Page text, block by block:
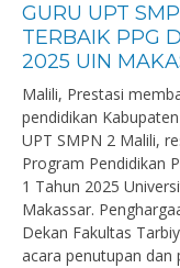
GURU UPT
TERBAIK PPG
2025 UIN
Malili, Prestasi
pendidikan
UPT SMPN 2 Malili,
Program Pendidikan
1 Tahun 2025
Makassar.
Dekan Fakultas
acara penutupan dan